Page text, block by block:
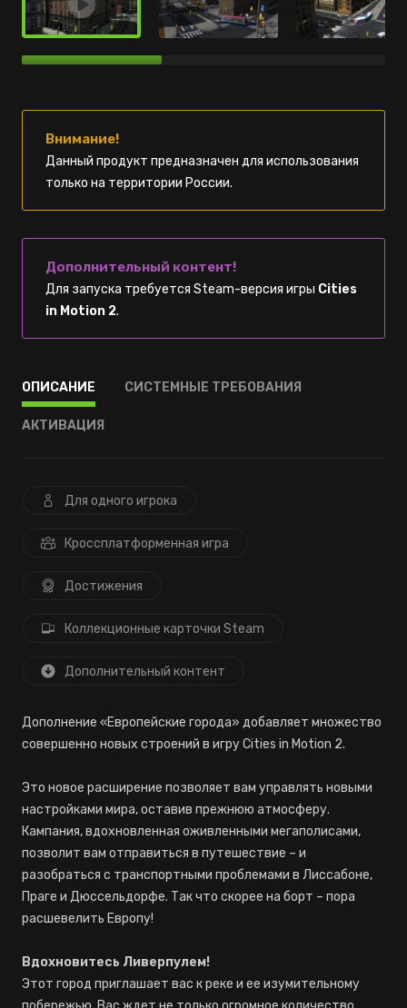
Внимание!
Данный продукт предназначен для использования
только на территории России.
Дополнительный контент!
Для запуска требуется Steam-версия игры Cities
in Motion 2.
ОПИСАНИЕ СИСТЕМНЫЕ ТРЕБОВАНИЯ
АКТИВАЦИЯ
Для одного игрока
Кроссплатформенная игра
Достижения
Коллекционные карточки Steam
Дополнительный контент
Дополнение «Европейские города» добавляет множество
совершенно новых строений в игру Cities in Motion 2.
Это новое расширение позволяет вам управлять новыми
настройками мира, оставив прежнюю атмосферу.
Кампания, вдохновленная оживленными мегаполисами,
позволит вам отправиться в путешествие – и
разобраться с транспортными проблемами в Лиссабоне,
Праге и Дюссельдорфе. Так что скорее на борт – пора
расшевелить Европу!
Вдохновитесь Ливерпулем!
Этот город приглашает вас к реке и ее изумительному